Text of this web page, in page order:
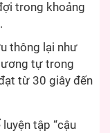
trong khoảng
thông lại như
tự trong
từ 30 giây đến
tập “cậu